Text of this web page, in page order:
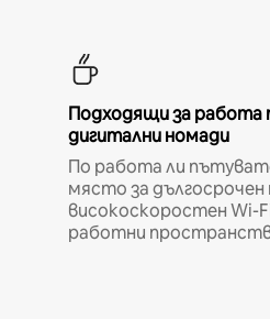
Подходящи за работа
дигитални номади
По работа ли
място за
високоскоростен Wi-
работни